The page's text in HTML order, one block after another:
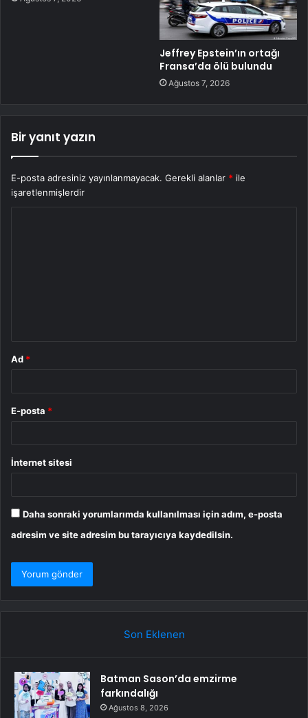
Jeffrey Epstein’ın ortağı
Fransa’da ölü bulundu
Ağustos 7, 2026
Bir yanıt yazın
E-posta adresiniz yayınlanmayacak. Gerekli alanlar * ile
işaretlenmişlerdir
Ad *
E-posta *
İnternet sitesi
Daha sonraki yorumlarımda kullanılması için adım, e-posta
adresim ve site adresim bu tarayıcıya kaydedilsin.
Son Eklenen
Batman Sason’da emzirme
farkındalığı
Ağustos 8, 2026